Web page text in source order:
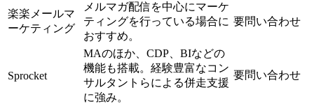
楽楽メールマ
ーケティング
メルマガ配信を中心にマーケ
ティングを行っている場合に
おすすめ。
要問い合わせ
Sprocket
MAのほか、CDP、BIなどの
機能も搭載。経験豊富なコン
サルタントらによる併走支援
に強み。
要問い合わせ